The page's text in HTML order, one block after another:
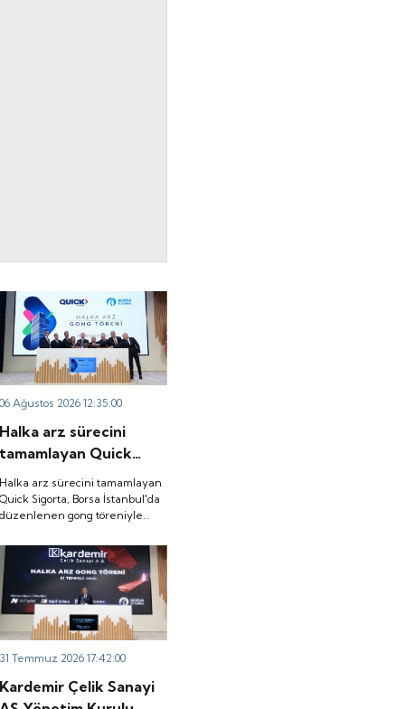
06 Ağustos 2026 12:35:00
Halka arz sürecini
tamamlayan Quick
Sigorta, Borsa
İstanbul'da düzenlenen
gong töreniyle 'QUICK'
başladı.
Halka arz sürecini tamamlayan
Quick Sigorta, Borsa İstanbul'da
düzenlenen gong töreniyle
başladı.
31 Temmuz 2026 17:42:00
Kardemir Çelik Sanayi